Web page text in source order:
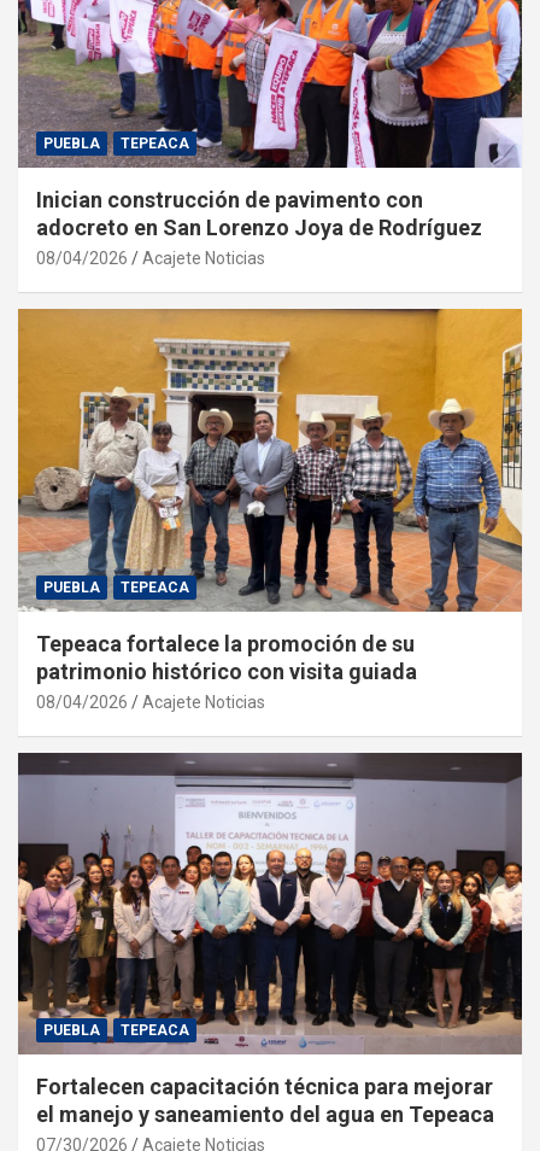
PUEBLA TEPEACA
Inician construcción de pavimento con
adocreto en San Lorenzo Joya de Rodríguez
08/04/2026 Acajete Noticias
PUEBLA TEPEACA
Tepeaca fortalece la promoción de su
patrimonio histórico con visita guiada
08/04/2026 Acajete Noticias
PUEBLA TEPEACA
Fortalecen capacitación técnica para mejorar
el manejo y saneamiento del agua en Tepeaca
07/30/2026 Acajete Noticias